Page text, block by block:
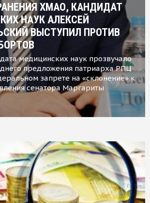
ХМАО, КАНДИДАТ
НАУК АЛЕКСЕЙ
ВЫСТУПИЛ ПРОТИВ
медицинских наук прозвучало
предложения патриарха РПЦ
запрете на «склонение» к
сенатора Маргариты